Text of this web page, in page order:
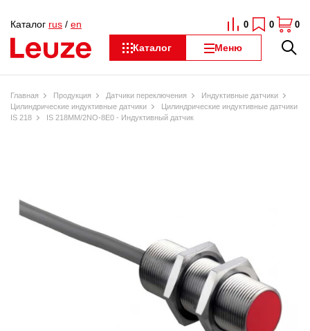
Каталог Меню
Каталог rus / en 0 0 0
Главная Продукция Датчики переключения
Индуктивные датчики
Цилиндрические индуктивные датчики
Цилиндрические индуктивные датчики
IS 218
IS 218MM/2NO-8E0 - Индуктивный датчик